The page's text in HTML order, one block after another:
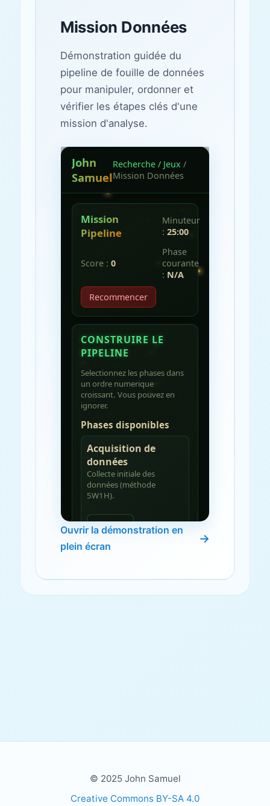
Mission Données
Démonstration guidée du
pipeline de fouille de données
pour manipuler, ordonner et
vérifier les étapes clés d'une
mission d'analyse.
Ouvrir la démonstration en
plein écran
© 2025 John Samuel
Creative Commons BY-SA 4.0